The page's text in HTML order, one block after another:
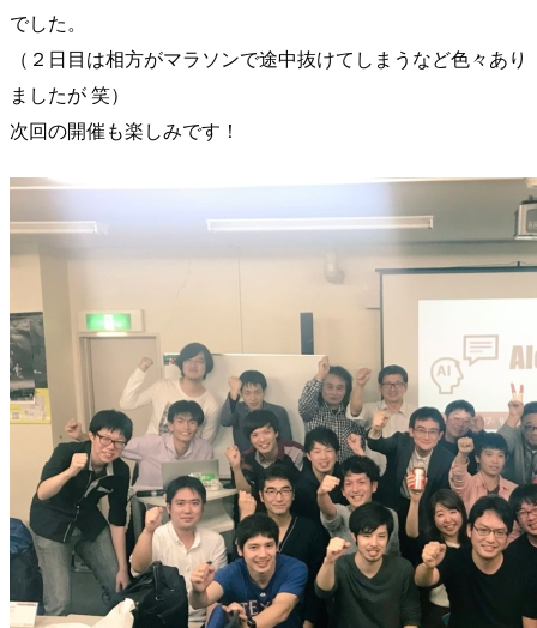
でした。
（２日目は相方がマラソンで途中抜けてしまうなど色々あり
ましたが 笑）
次回の開催も楽しみです！